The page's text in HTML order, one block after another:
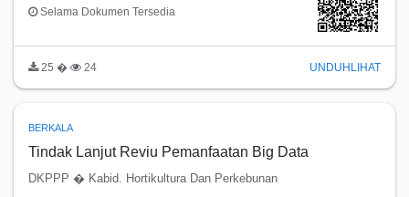
Selama Dokumen Tersedia
25 � 24 UNDUH LIHAT
BERKALA
Tindak Lanjut Reviu Pemanfaatan Big Data
DKPPP � Kabid. Hortikultura Dan Perkebunan